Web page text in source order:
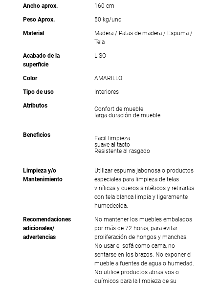
Ancho aprox.
160 cm
Peso Aprox.
50 kg/und
Material
Madera / Patas de madera / Espuma /
Tela
Acabado de la
superficie
LISO
Color
AMARILLO
Tipo de uso
Interiores
Atributos
Confort de mueble
larga duración de mueble
Beneficios
Facil limpieza
suave al tacto
Resistente al rasgado
Limpieza y/o
Mantenimiento
Utilizar espuma jabonosa o productos
especiales para limpieza de telas
vinílicas y cueros sintéticos y retirarlas
con tela blanca limpia y ligeramente
humedecida.
Recomendaciones
adicionales/
advertencias
No mantener los muebles embalados
por más de 72 horas, para evitar
proliferación de hongos y manchas.
No usar el sofá como cama, no
sentarse en los brazos. No exponer el
mueble a fuentes de agua o humedad.
No utilice productos abrasivos o
químicos para la limpieza de su